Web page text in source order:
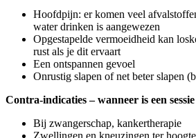
Hoofdpijn: er komen veel
water drinken is aangewezen
Opgestapelde vermoeidheid kan
rust als je dit ervaart
Een ontspannen gevoel
Onrustig slapen of net beter slapen
Contra-indicaties – wanneer is een
Bij zwangerschap, kankertherapie
Zwellingen en kneuzingen ter